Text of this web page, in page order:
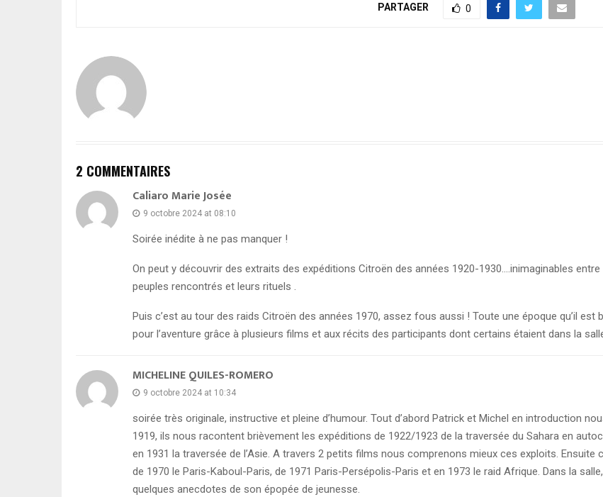
PARTAGER 0
2 COMMENTAIRES
Caliaro Marie Josée
9 octobre 2024 at 08:10
Soirée inédite à ne pas manquer !
On peut y découvrir des extraits des expéditions Citroën des années 1920-1930….inimaginables
peuples rencontrés et leurs rituels .
Puis c’est au tour des raids Citroën des années 1970, assez fous aussi ! Toute une époque qu’il
pour l’aventure grâce à plusieurs films et aux récits des participants dont certains étaient dans la
MICHELINE QUILES-ROMERO
9 octobre 2024 at 10:34
soirée très originale, instructive et pleine d’humour. Tout d’abord Patrick et Michel en introduction
1919, ils nous racontent brièvement les expéditions de 1922/1923 de la traversée du Sahara en
en 1931 la traversée de l’Asie. A travers 2 petits films nous comprenons mieux ces exploits.
de 1970 le Paris-Kaboul-Paris, de 1971 Paris-Persépolis-Paris et en 1973 le raid Afrique. Dans la
quelques anecdotes de son épopée de jeunesse.